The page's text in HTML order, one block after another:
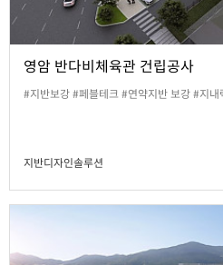
영암 반다비체육관 건립공사
#지반보강 #페블테크 #연약지반 보강 #지내
지반디자인솔루션